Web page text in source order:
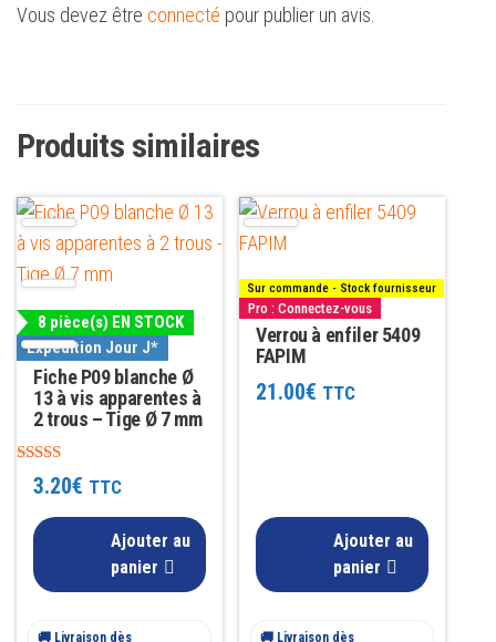
Vous devez être connecté pour publier un avis.
Produits similaires
8 pièce(s) EN STOCK
Expédition Jour J*
Fiche P09 blanche Ø
13 à vis apparentes à
2 trous – Tige Ø 7 mm
Note
4.81
3.20€ TTC
Ajouter au
panier
🚚 Livraison dès
Sur commande - Stock fournisseur
Pro : Connectez-vous
Verrou à enfiler 5409
FAPIM
21.00€ TTC
Ajouter au
panier
🚚 Livraison dès